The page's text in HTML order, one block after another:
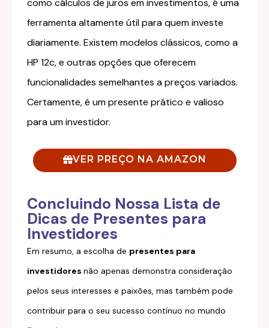
ferramenta altamente útil para quem investe
diariamente. Existem modelos clássicos, como a
HP 12c, e outras opções que oferecem
funcionalidades semelhantes a preços variados.
Certamente, é um presente prático e valioso
para um investidor.
VER PREÇO NA AMAZON
Concluindo Nossa Lista de
Dicas de Presentes para
Investidores
Em resumo, a escolha de presentes para
investidores não apenas demonstra consideração
pelos seus interesses e paixões, mas também pode
contribuir para o seu sucesso contínuo no mundo